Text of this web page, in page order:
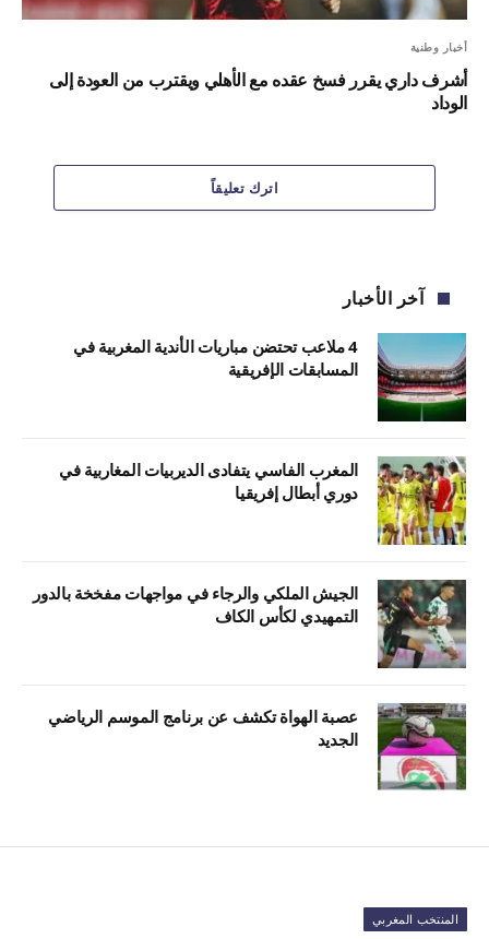
أخبار وطنية
أشرف داري يقرر فسخ عقده مع الأهلي ويقترب من العودة إلى
الوداد
اترك تعليقاً
آخر الأخبار
4 ملاعب تحتضن مباريات الأندية المغربية في
المسابقات الإفريقية
المغرب الفاسي يتفادى الديربيات المغاربية في
دوري أبطال إفريقيا
الجيش الملكي والرجاء في مواجهات مفخخة بالدور
التمهيدي لكأس الكاف
عصبة الهواة تكشف عن برنامج الموسم الرياضي
الجديد
المنتخب المغربي